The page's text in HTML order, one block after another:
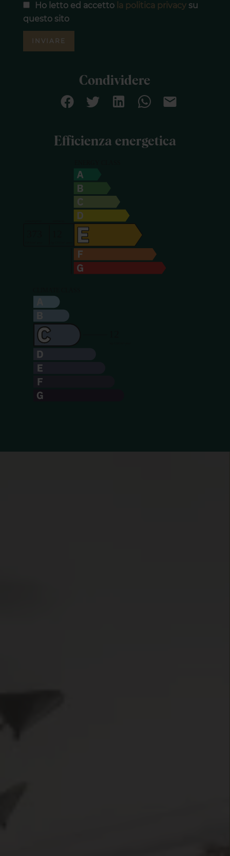
Ho letto ed accetto la politica privacysu
questo sito
INVIARE
Condividere
Efficienza energetica